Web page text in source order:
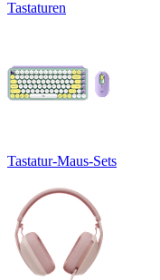
Tastaturen
Tastatur-Maus-Sets